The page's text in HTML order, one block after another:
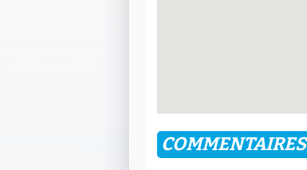
COMMENTAIRES